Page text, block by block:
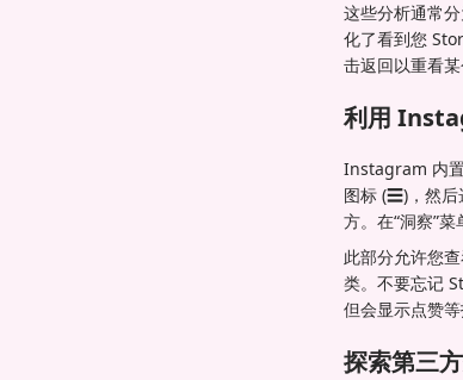
这些分析通常
化了看到您
击返回以重看
利用
Instagram 内置
图标 (☰)，然后
方。在“洞察”
此部分允许您
类。不要忘记
但会显示点赞
探索第三